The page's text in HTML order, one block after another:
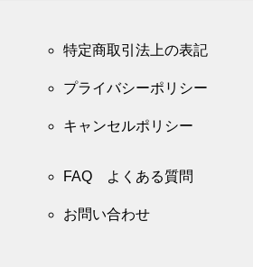
特定商取引法上の表記
プライバシーポリシー
キャンセルポリシー
FAQ よくある質問
お問い合わせ